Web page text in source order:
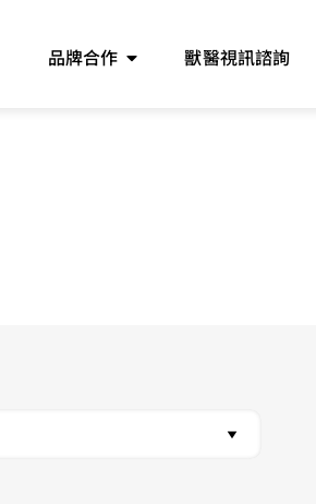
品牌合作 獸醫視訊諮詢